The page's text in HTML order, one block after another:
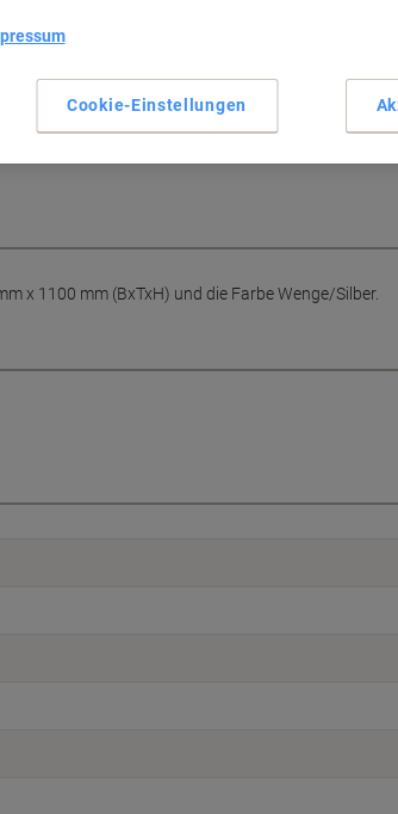
Sie den Rollladenschrank ab. Geöffnet
x 1100 mm (BxTxH) und die Farbe Wenge/Silber.
Cookie-Einstellungen